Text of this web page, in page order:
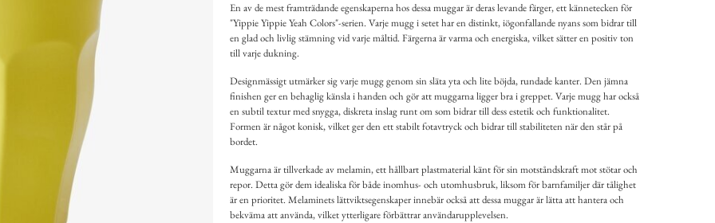
En av de mest framträdande egenskaperna hos dessa muggar är deras levande färger, ett kännetecken för
"Yippie Yippie Yeah Colors"-serien. Varje mugg i setet har en distinkt, iögonfallande nyans som bidrar till
en glad och livlig stämning vid varje måltid. Färgerna är varma och energiska, vilket sätter en positiv ton
till varje dukning.
Designmässigt utmärker sig varje mugg genom sin släta yta och lite böjda, rundade kanter. Den jämna
finishen ger en behaglig känsla i handen och gör att muggarna ligger bra i greppet. Varje mugg har också
en subtil textur med snygga, diskreta inslag runt om som bidrar till dess estetik och funktionalitet.
Formen är något konisk, vilket ger den ett stabilt fotavtryck och bidrar till stabiliteten när den står på
bordet.
Muggarna är tillverkade av melamin, ett hållbart plastmaterial känt för sin motståndskraft mot stötar och
repor. Detta gör dem idealiska för både inomhus- och utomhusbruk, liksom för barnfamiljer där tålighet
är en prioritet. Melaminets lättviktsegenskaper innebär också att dessa muggar är lätta att hantera och
bekväma att använda, vilket ytterligare förbättrar användarupplevelsen.